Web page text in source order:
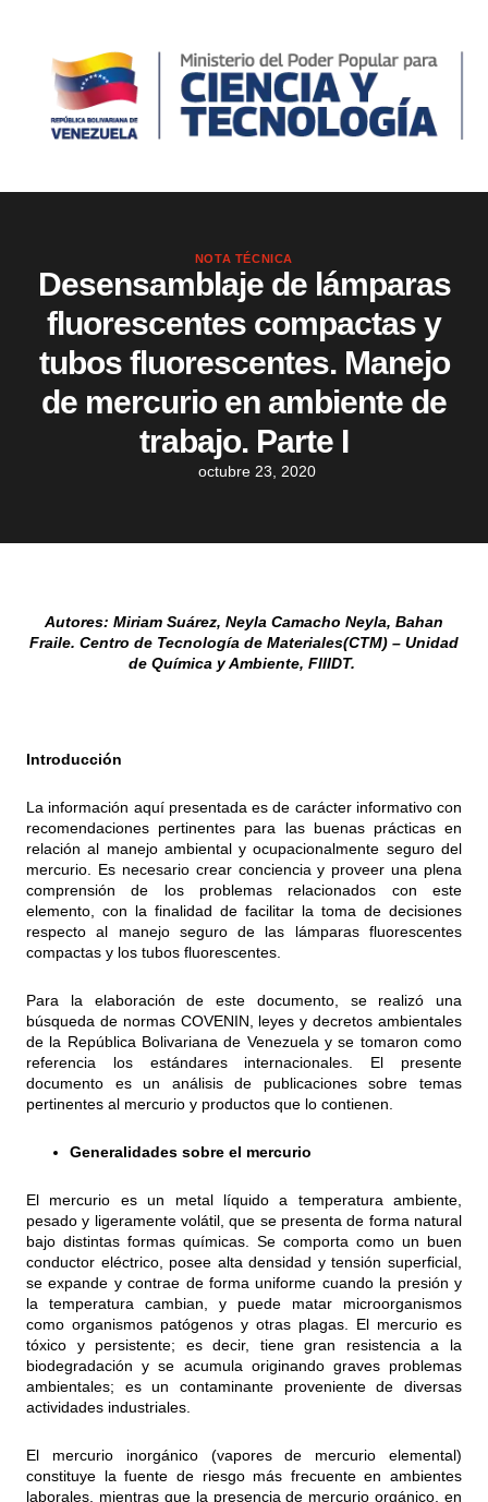
NOTA TÉCNICA
Desensamblaje de lámparas
fluorescentes compactas y
tubos fluorescentes. Manejo
de mercurio en ambiente de
trabajo. Parte I
octubre 23, 2020
Autores: Miriam Suárez, Neyla Camacho Neyla, Bahan
Fraile. Centro de Tecnología de Materiales(CTM) – Unidad
de Química y Ambiente, FIIIDT.
Introducción
La información aquí presentada es de carácter informativo con
recomendaciones pertinentes para las buenas prácticas en
relación al manejo ambiental y ocupacionalmente seguro del
mercurio. Es necesario crear conciencia y proveer una plena
comprensión de los problemas relacionados con este
elemento, con la finalidad de facilitar la toma de decisiones
respecto al manejo seguro de las lámparas fluorescentes
compactas y los tubos fluorescentes.
Para la elaboración de este documento, se realizó una
búsqueda de normas COVENIN, leyes y decretos ambientales
de la República Bolivariana de Venezuela y se tomaron como
referencia los estándares internacionales. El presente
documento es un análisis de publicaciones sobre temas
pertinentes al mercurio y productos que lo contienen.
Generalidades sobre el mercurio
El mercurio es un metal líquido a temperatura ambiente,
pesado y ligeramente volátil, que se presenta de forma natural
bajo distintas formas químicas. Se comporta como un buen
conductor eléctrico, posee alta densidad y tensión superficial,
se expande y contrae de forma uniforme cuando la presión y
la temperatura cambian, y puede matar microorganismos
como organismos patógenos y otras plagas. El mercurio es
tóxico y persistente; es decir, tiene gran resistencia a la
biodegradación y se acumula originando graves problemas
ambientales; es un contaminante proveniente de diversas
actividades industriales.
El mercurio inorgánico (vapores de mercurio elemental)
constituye la fuente de riesgo más frecuente en ambientes
laborales, mientras que la presencia de mercurio orgánico, en